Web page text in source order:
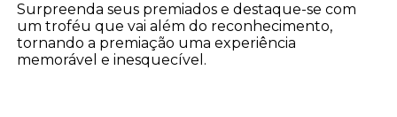
Surpreenda seus premiados e destaque-se com
um troféu que vai além do reconhecimento,
tornando a premiação uma experiência
memorável e inesquecível.